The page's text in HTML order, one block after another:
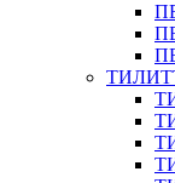
ТИЛИТ